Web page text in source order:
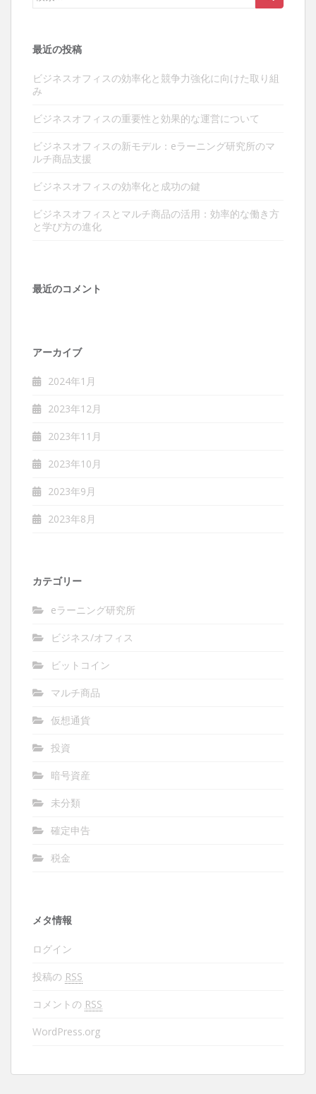
最近の投稿
ビジネスオフィスの効率化と競争力強化に向けた取り組
み
ビジネスオフィスの重要性と効果的な運営について
ビジネスオフィスの新モデル：eラーニング研究所のマ
ルチ商品支援
ビジネスオフィスの効率化と成功の鍵
ビジネスオフィスとマルチ商品の活用：効率的な働き方
と学び方の進化
最近のコメント
アーカイブ
2024年1月
2023年12月
2023年11月
2023年10月
2023年9月
2023年8月
カテゴリー
eラーニング研究所
ビジネス/オフィス
ビットコイン
マルチ商品
仮想通貨
投資
暗号資産
未分類
確定申告
税金
メタ情報
ログイン
投稿の RSS
コメントの RSS
WordPress.org